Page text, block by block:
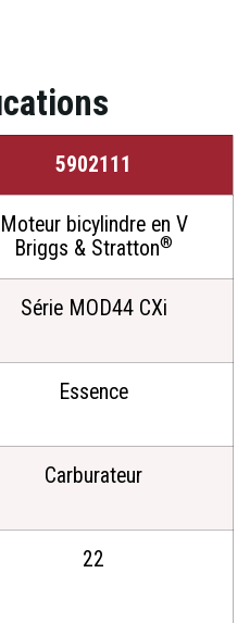
5902111
Moteur bicylindre en V
Briggs & Stratton®
Série MOD44 CXi
Essence
Carburateur
22